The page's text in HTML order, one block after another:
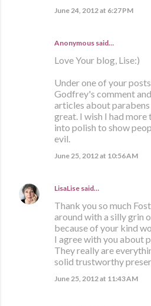
June 24, 2012 at 6:27 PM
Anonymous said…
Love Your blog, Lise:)
Under one of your
Godfrey's comment
articles about
great. I wish I had
into polish to show
evil.
June 25, 2012 at 10:56 AM
LisaLise said…
Thank you so much
around with a silly grin
because of your kind
I agree with you about
They really are
solid trustworthy
June 25, 2012 at 11:43 AM